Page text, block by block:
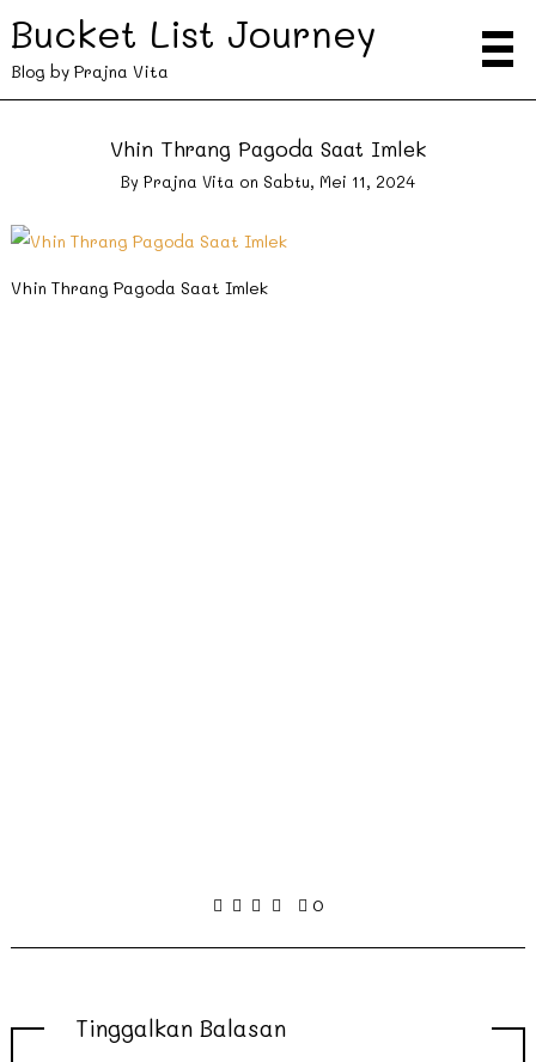
Bucket List Journey
Blog by Prajna Vita
Vhin Thrang Pagoda Saat Imlek
By Prajna Vita on Sabtu, Mei 11, 2024
Vhin Thrang Pagoda Saat Imlek
0
Tinggalkan Balasan